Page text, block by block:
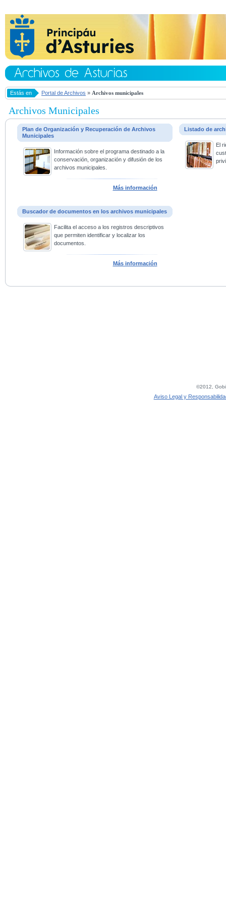
Estás en Portal de Archivos » Archivos municipales
Archivos Municipales
Plan de Organización y Recuperación de Archivos
Municipales
Información sobre el programa destinado a la
conservación, organización y difusión de los
archivos municipales.
Más información
Listado de
El
Buscador de documentos en los archivos municipales
Facilita el acceso a los registros descriptivos
que permiten identificar y localizar los
documentos.
Más información
©2012,
Aviso Legal y